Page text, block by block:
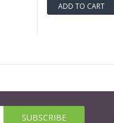
ADD TO CART